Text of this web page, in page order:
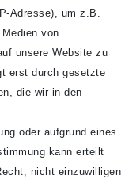
Adresse), um z.B.
von
unsere Website zu
erst durch gesetzte
die wir in den
oder aufgrund eines
kann erteilt
nicht einzuwilligen